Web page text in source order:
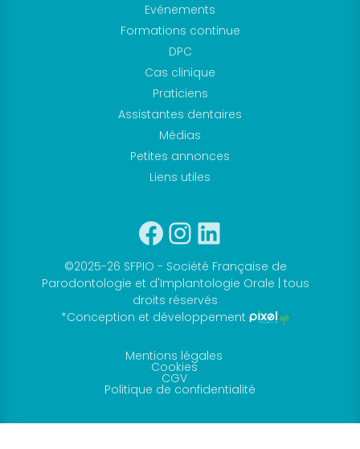
Evénements
Formations continue
DPC
Cas clinique
Praticiens
Assistantes dentaires
Médias
Petites annonces
Liens utiles
Facebook
Instagram
©2025-26 SFPIO - Société Française de
Parodontologie et d'Implantologie Orale | tous
droits réservés
*Conception et développement
Mentions légales
Cookies
CGV
Politique de confidentialité